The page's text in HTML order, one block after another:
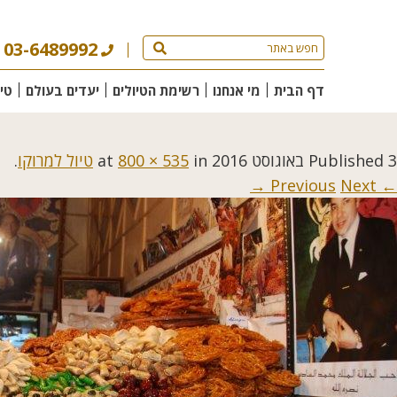
03-6489992
דף הבית מי אנחנו רשימת הטיולים יעדים בעולם
Published 3 באוגוסט 2016 800 × 535 in טיול למרוקו.
← Previous
Next →